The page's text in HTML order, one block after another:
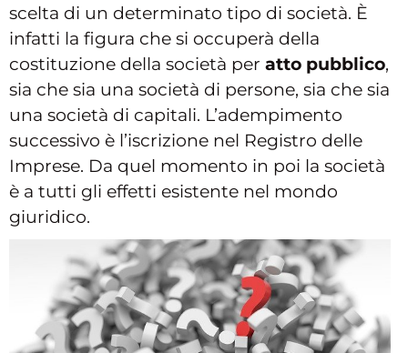
scelta di un determinato tipo di società. È
infatti la figura che si occuperà della
costituzione della società per atto pubblico,
sia che sia una società di persone, sia che sia
una società di capitali. L’adempimento
successivo è l’iscrizione nel Registro delle
Imprese. Da quel momento in poi la società
è a tutti gli effetti esistente nel mondo
giuridico.